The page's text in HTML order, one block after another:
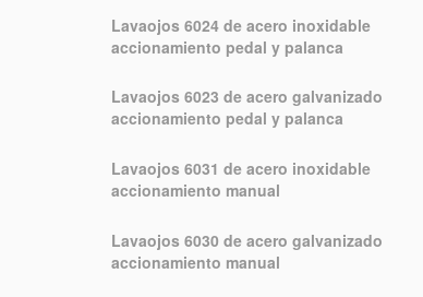
Lavaojos 6024 de acero inoxidable
accionamiento pedal y palanca
Lavaojos 6023 de acero galvanizado
accionamiento pedal y palanca
Lavaojos 6031 de acero inoxidable
accionamiento manual
Lavaojos 6030 de acero galvanizado
accionamiento manual